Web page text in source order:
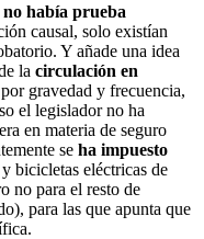
no había prueba
causal, solo existían
Y añade una idea
la circulación en
gravedad y frecuencia,
el legislador no ha
en materia de seguro
se ha impuesto
bicicletas eléctricas de
no para el resto de
para las que apunta que